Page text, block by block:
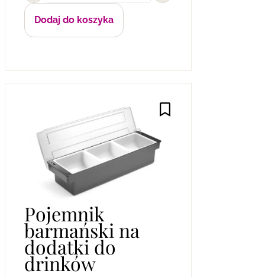
Dodaj do koszyka
Pojemnik
barmański na
dodatki do
drinków